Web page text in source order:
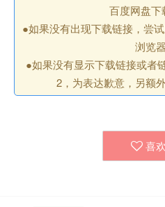
百度网盘下
●如果没有出现下载链接，尝
浏览器
●如果没有显示下载链接或者
2，为表达歉意，另额
喜